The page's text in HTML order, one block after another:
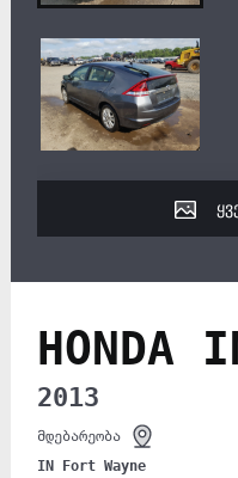
HONDA
2013
მდებარეობა
IN Fort Wayne